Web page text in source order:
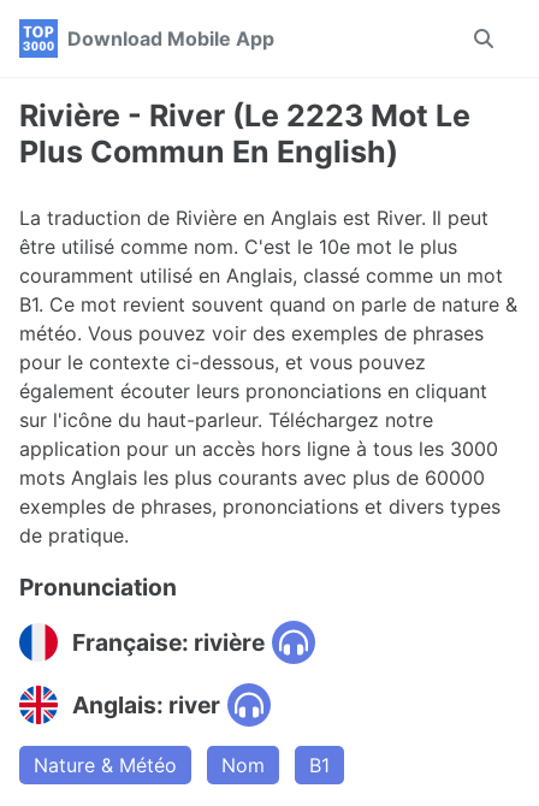
Skip
navigation
Skip
Skip
Download Mobile App
Toggle
Rivière - River (Le 2223 Mot Le
Plus Commun En English)
La traduction de Rivière en Anglais est River. Il peut
être utilisé comme nom. C'est le 10e mot le plus
couramment utilisé en Anglais, classé comme un mot
B1. Ce mot revient souvent quand on parle de nature &
météo. Vous pouvez voir des exemples de phrases
pour le contexte ci-dessous, et vous pouvez
également écouter leurs prononciations en cliquant
sur l'icône du haut-parleur. Téléchargez notre
application pour un accès hors ligne à tous les 3000
mots Anglais les plus courants avec plus de 60000
exemples de phrases, prononciations et divers types
de pratique.
Pronunciation
Française: rivière
Anglais: river
Nature & Météo Nom B1